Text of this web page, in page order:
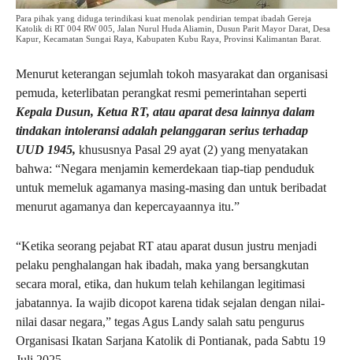
Para pihak yang diduga terindikasi kuat menolak pendirian tempat ibadah Gereja
Katolik di RT 004 RW 005, Jalan Nurul Huda Aliamin, Dusun Parit Mayor Darat, Desa
Kapur, Kecamatan Sungai Raya, Kabupaten Kubu Raya, Provinsi Kalimantan Barat.
Menurut keterangan sejumlah tokoh masyarakat dan organisasi
pemuda, keterlibatan perangkat resmi pemerintahan seperti
Kepala Dusun, Ketua RT, atau aparat desa lainnya dalam
tindakan intoleransi adalah pelanggaran serius terhadap
UUD 1945, khususnya Pasal 29 ayat (2) yang menyatakan
bahwa: “Negara menjamin kemerdekaan tiap-tiap penduduk
untuk memeluk agamanya masing-masing dan untuk beribadat
menurut agamanya dan kepercayaannya itu.”
“Ketika seorang pejabat RT atau aparat dusun justru menjadi
pelaku penghalangan hak ibadah, maka yang bersangkutan
secara moral, etika, dan hukum telah kehilangan legitimasi
jabatannya. Ia wajib dicopot karena tidak sejalan dengan nilai-
nilai dasar negara,” tegas Agus Landy salah satu pengurus
Organisasi Ikatan Sarjana Katolik di Pontianak, pada Sabtu 19